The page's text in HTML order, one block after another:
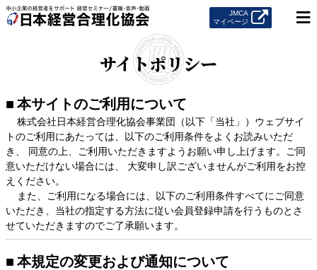
≡
JMCA
マイページ
サイトポリシー
本サイトのご利用について
株式会社日本経営合理化協会事業団（以下「当社」）ウェブサイ
トのご利用にあたっては、以下のご利用条件をよくお読みいただ
き、 同意の上、ご利用いただきますようお願い申し上げます。ご同
意いただけない場合には、 大変申し訳ございませんがご利用をお控
えください。
また、ご利用になる場合には、以下のご利用条件すべてにご同意
いただき、当社の指定する方法に従い会員登録申請を行うものとさ
せていただきますのでご了承願います。
本規定の変更および通知について